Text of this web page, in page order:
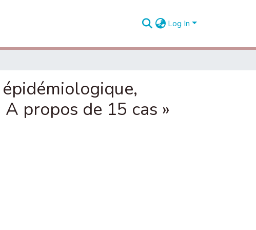
Log In
propos de 15 cas »